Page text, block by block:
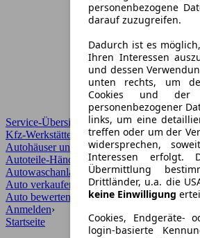
Service-Übersicht
Kfz-Werkstätten
Autohäuser und Händler
Autoteile-Händler
Autowaschanlagen
Auto verkaufen
Auto bewerten
Anmelden›
Startseite
personenbezogene
darauf zuzugreifen.
Dadurch ist es
Ihren Interessen
und dessen
unten rechts, um
Cookies und der
personenbezogener
links, um eine
treffen oder um der
widersprechen,
Interessen erfolgt.
Übermittlung
Drittländer, u.a. die
keine Einwilligung
Cookies, Endgeräte-
login-basierte